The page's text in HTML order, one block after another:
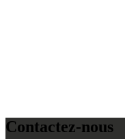
Contactez-nous